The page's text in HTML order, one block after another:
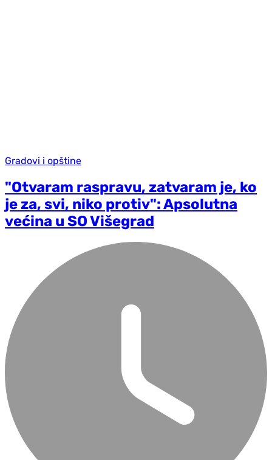
Gradovi i opštine
"Otvaram raspravu, zatvaram je, ko
je za, svi, niko protiv": Apsolutna
većina u SO Višegrad